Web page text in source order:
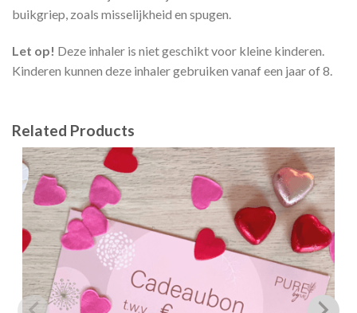
buikgriep, zoals misselijkheid en spugen.
Let op! Deze inhaler is niet geschikt voor kleine kinderen.
Kinderen kunnen deze inhaler gebruiken vanaf een jaar of 8.
Related Products